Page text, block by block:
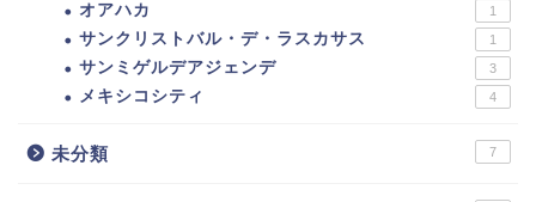
オアハカ 1
サンクリストバル・デ・ラスカサス 1
サンミゲルデアジェンデ 3
メキシコシティ 4
未分類 7